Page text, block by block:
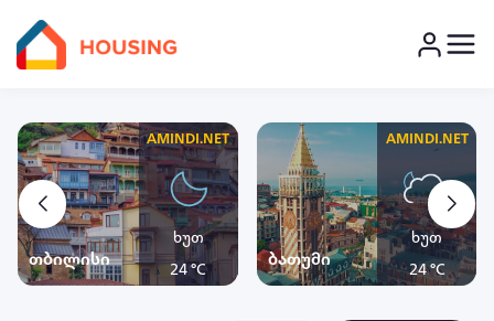
თბილისი
AMINDI.NET
ხუთ
24 °C
ბათუმი
AMINDI.NET
ხუთ
24 °C